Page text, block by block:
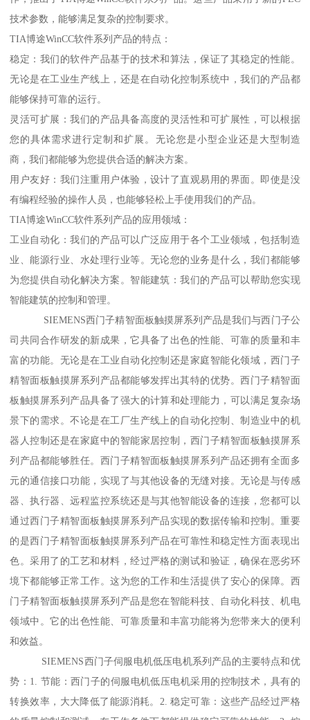
技术参数，能够满足复杂的控制要求。
TIA博途WinCC软件系列产品的特点：
稳定：我们的软件产品基于的技术和算法，保证了其稳定的性能。
无论是在工业生产线上，还是在自动化控制系统中，我们的产品都
能够保持可靠的运行。
灵活可扩展：我们的产品具备高度的灵活性和可扩展性，可以根据
您的具体需求进行定制和扩展。无论您是小型企业还是大型制造
商，我们都能够为您提供合适的解决方案。
用户友好：我们注重用户体验，设计了直观易用的界面。即使是没
有编程经验的操作人员，也能够轻松上手使用我们的产品。
TIA博途WinCC软件系列产品的应用领域：
工业自动化：我们的产品可以广泛应用于各个工业领域，包括制造
业、能源行业、水处理行业等。无论您的业务是什么，我们都能够
为您提供自动化解决方案。智能建筑：我们的产品可以帮助您实现
智能建筑的控制和管理。
SIEMENS西门子精智面板触摸屏系列产品是我们与西门子公
司共同合作研发的新成果，它具备了出色的性能、可靠的质量和丰
富的功能。无论是在工业自动化控制还是家庭智能化领域，西门子
精智面板触摸屏系列产品都能够发挥出其特的优势。西门子精智面
板触摸屏系列产品具备了强大的计算和处理能力，可以满足复杂场
景下的需求。不论是在工厂生产线上的自动化控制、制造业中的机
器人控制还是在家庭中的智能家居控制，西门子精智面板触摸屏系
列产品都能够胜任。西门子精智面板触摸屏系列产品还拥有全面多
元的通信接口功能，实现了与其他设备的无缝对接。无论是与传感
器、执行器、远程监控系统还是与其他智能设备的连接，您都可以
通过西门子精智面板触摸屏系列产品实现的数据传输和控制。重要
的是西门子精智面板触摸屏系列产品在可靠性和稳定性方面表现出
色。采用了的工艺和材料，经过严格的测试和验证，确保在恶劣环
境下都能够正常工作。这为您的工作和生活提供了安心的保障。西
门子精智面板触摸屏系列产品是您在智能科技、自动化科技、机电
领域中。它的出色性能、可靠质量和丰富功能将为您带来大的便利
和效益。
SIEMENS西门子伺服电机低压电机系列产品的主要特点和优
势：1. 节能：西门子的伺服电机低压电机采用的控制技术，具有的
转换效率，大大降低了能源消耗。2. 稳定可靠：这些产品经过严格